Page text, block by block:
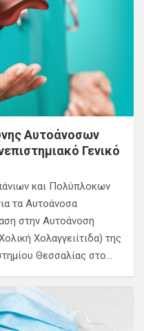
Αυτοάνοσων
Γενικό
και Πολύπλοκων
τα Αυτοάνοσα
στην Αυτοάνοση
Χολαγγειίτιδα) της
Θεσσαλίας στο…